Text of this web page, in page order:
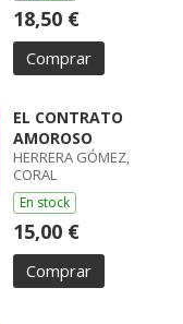
18,50 €
Comprar
EL CONTRATO
AMOROSO
HERRERA GÓMEZ,
CORAL
En stock
15,00 €
Comprar